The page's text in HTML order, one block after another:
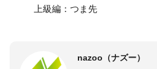
上級編：つま先
nazoo（ナズー）